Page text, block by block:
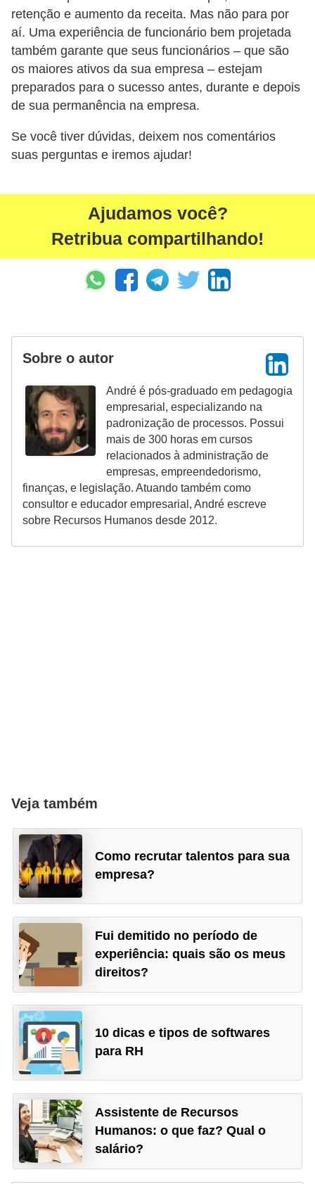
retenção e aumento da receita. Mas não para por
aí. Uma experiência de funcionário bem projetada
também garante que seus funcionários – que são
os maiores ativos da sua empresa – estejam
preparados para o sucesso antes, durante e depois
de sua permanência na empresa.
Se você tiver dúvidas, deixem nos comentários
suas perguntas e iremos ajudar!
Ajudamos você?
Retribua compartilhando!
Sobre o autor
André é pós-graduado em pedagogia
empresarial, especializando na
padronização de processos. Possui
mais de 300 horas em cursos
relacionados à administração de
empresas, empreendedorismo,
finanças, e legislação. Atuando também como
consultor e educador empresarial, André escreve
sobre Recursos Humanos desde 2012.
Veja também
Como recrutar talentos para sua
empresa?
Fui demitido no período de
experiência: quais são os meus
direitos?
10 dicas e tipos de softwares
para RH
Assistente de Recursos
Humanos: o que faz? Qual o
salário?